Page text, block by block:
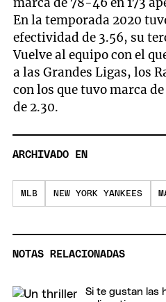
En la temporada 2020
efectividad de 3.56, su
Vuelve al equipo con el
a las Grandes Ligas, los
con los que tuvo marca
de 2.30.
ARCHIVADO EN
MLB NEW YORK YANKEES
NOTAS RELACIONADAS
Si te gustan las